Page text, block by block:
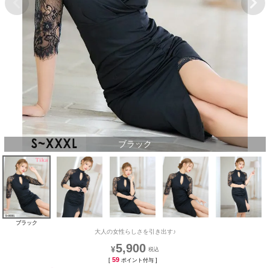
ブラック
ブラック
大人の女性らしさを引き出す♪
¥5,900
[ 59 ポイント付与 ]